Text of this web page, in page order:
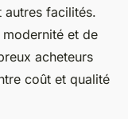
facilités.
et de
acheteurs
coût et qualité